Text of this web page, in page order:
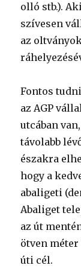
olló stb.).
szívesen
az
Fontos
az AGP
utcában
távolabb
északra
hogy a
abaligeti
Abaliget
az út
ötven
úti cél.